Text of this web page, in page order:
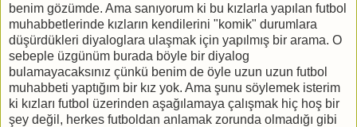
benim gözümde. Ama sanıyorum ki bu kızlarla yapılan futbol
muhabbetlerinde kızların kendilerini "komik" durumlara
düşürdükleri diyaloglara ulaşmak için yapılmış bir arama. O
sebeple üzgünüm burada böyle bir diyalog
bulamayacaksınız çünkü benim de öyle uzun uzun futbol
muhabbeti yaptığım bir kız yok. Ama şunu söylemek isterim
ki kızları futbol üzerinden aşağılamaya çalışmak hiç hoş bir
şey değil, herkes futboldan anlamak zorunda olmadığı gibi